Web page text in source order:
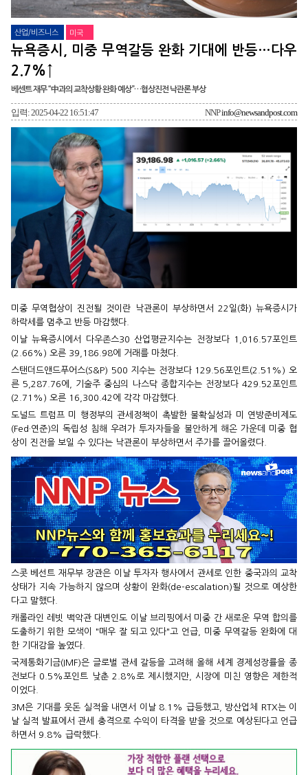
산업/비즈니스 미국
뉴욕증시, 미중 무역갈등 완화 기대에 반등…다우
2.7%↑
베센트 재무 “中과의 교착상황 완화 예상”…협상진전 낙관론 부상
입력: 2025-04-22 16:51:47 NNPinfo@newsandpost.com
미중 무역협상이 진전될 것이란 낙관론이 부상하면서 22일(화) 뉴욕증시가
하락세를 멈추고 반등 마감했다.
이날 뉴욕증시에서 다우존스30 산업평균지수는 전장보다 1,016.57포인트
(2.66%) 오른 39,186.98에 거래를 마쳤다.
스탠더드앤드푸어스(S&P) 500 지수는 전장보다 129.56포인트(2.51%) 오
른 5,287.76에, 기술주 중심의 나스닥 종합지수는 전장보다 429.52포인트
(2.71%) 오른 16,300.42에 각각 마감했다.
도널드 트럼프 미 행정부의 관세정책이 촉발한 불확실성과 미 연방준비제도
(Fed·연준)의 독립성 침해 우려가 투자자들을 불안하게 해온 가운데 미중 협
상이 진전을 보일 수 있다는 낙관론이 부상하면서 주가를 끌어올렸다.
스콧 베선트 재무부 장관은 이날 투자자 행사에서 관세로 인한 중국과의 교착
상태가 지속 가능하지 않으며 상황이 완화(de-escalation)될 것으로 예상한
다고 말했다.
캐롤라인 레빗 백악관 대변인도 이날 브리핑에서 미중 간 새로운 무역 합의를
도출하기 위한 모색이 "매우 잘 되고 있다"고 언급, 미중 무역갈등 완화에 대
한 기대감을 높였다.
국제통화기금(IMF)은 글로벌 관세 갈등을 고려해 올해 세계 경제성장률을 종
전보다 0.5%포인트 낮춘 2.8%로 제시했지만, 시장에 미친 영향은 제한적
이었다.
3M은 기대를 웃돈 실적을 내면서 이날 8.1% 급등했고, 방산업체 RTX는 이
날 실적 발표에서 관세 충격으로 수익이 타격을 받을 것으로 예상된다고 언급
하면서 9.8% 급락했다.